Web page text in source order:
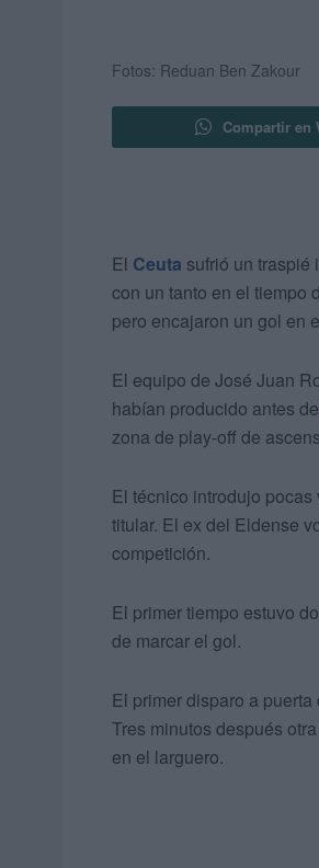
Fotos: Reduan Ben Zakour
Compartir en
El Ceuta sufrió un traspié
con un tanto en el tiempo
pero encajaron un gol en
El equipo de José Juan
habían producido antes
zona de play-off de
El técnico introdujo
titular. El ex del Eldense
competición.
El primer tiempo estuvo
de marcar el gol.
El primer disparo a
Tres minutos después
en el larguero.